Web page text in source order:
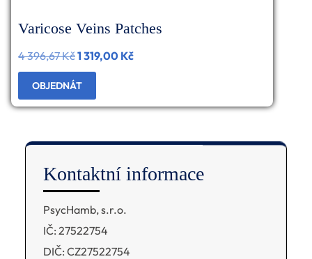
Varicose Veins Patches
4 396,67KčPůvodní
cena
byla:
396,67 Kč.
1 319,00 KčAktuální
319,00 Kč.
OBJEDNÁT
Kontaktní informace
PsycHamb, s.r.o.
IČ: 27522754
DIČ: CZ27522754